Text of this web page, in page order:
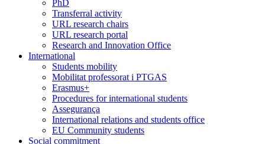
PhD
Transferral activity
URL research chairs
URL research portal
Research and Innovation Office
International
Students mobility
Mobilitat professorat i PTGAS
Erasmus+
Procedures for international students
Assegurança
International relations and students office
EU Community students
Social commitment